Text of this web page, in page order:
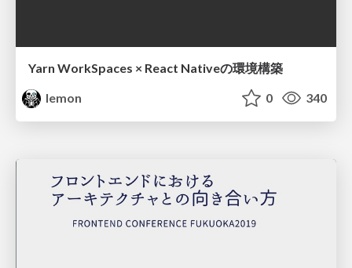
Yarn WorkSpaces × React Nativeの環境構築
lemon
0 340